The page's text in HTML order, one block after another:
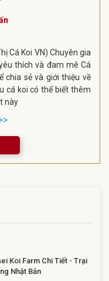
Cá Koi VN) Chuyên gia
thích và đam mê Cá
chia sẻ và giới thiệu về
cá koi có thể biết thêm
này
Koi Farm Chi Tiết - Trại
Nhật Bản